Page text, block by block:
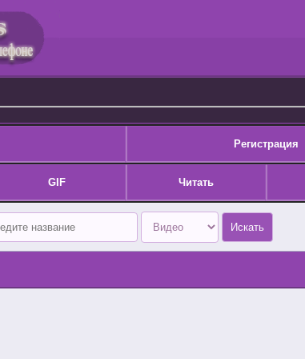
Регистрация
GIF Читать